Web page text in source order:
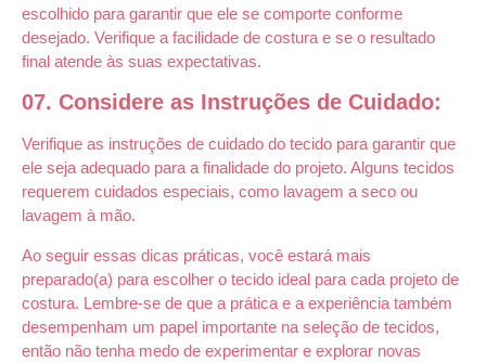
escolhido para garantir que ele se comporte conforme
desejado. Verifique a facilidade de costura e se o resultado
final atende às suas expectativas.
07. Considere as Instruções de Cuidado:
Verifique as instruções de cuidado do tecido para garantir que
ele seja adequado para a finalidade do projeto. Alguns tecidos
requerem cuidados especiais, como lavagem a seco ou
lavagem à mão.
Ao seguir essas dicas práticas, você estará mais
preparado(a) para escolher o tecido ideal para cada projeto de
costura. Lembre-se de que a prática e a experiência também
desempenham um papel importante na seleção de tecidos,
então não tenha medo de experimentar e explorar novas